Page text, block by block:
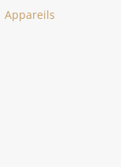
Appareils